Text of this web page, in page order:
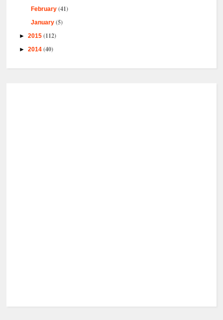
February(41)
January(5)
►2015(112)
►2014(40)